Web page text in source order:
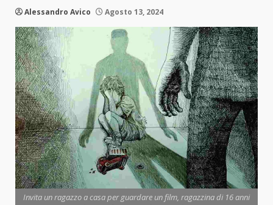
Alessandro Avico Agosto 13, 2024
Invita un ragazzo a casa per guardare un film, ragazzina di 16 anni